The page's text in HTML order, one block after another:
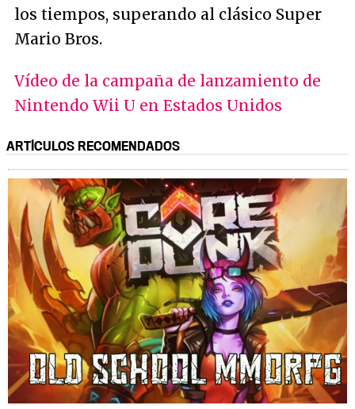
los tiempos, superando al clásico Super
Mario Bros.
Vídeo de la campaña de lanzamiento de
Nintendo Wii U en Estados Unidos
ARTÍCULOS RECOMENDADOS